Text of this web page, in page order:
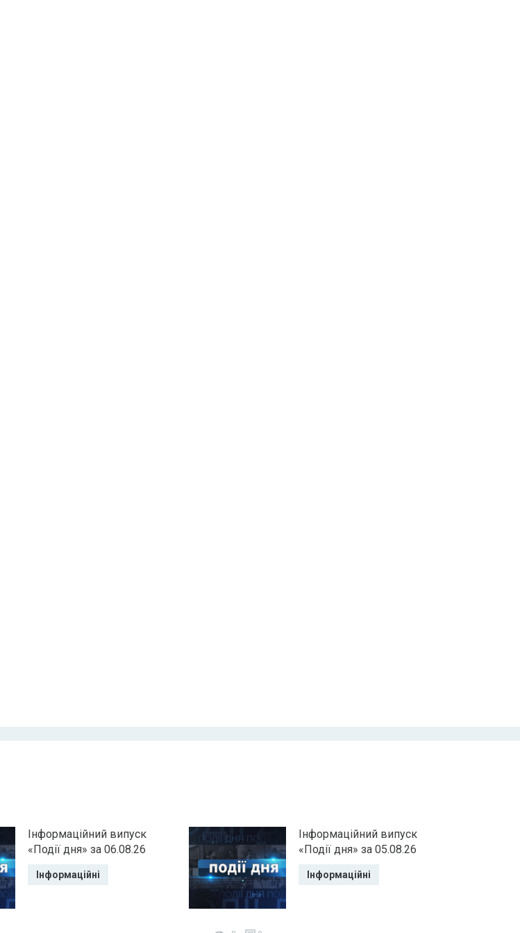
Інформаційний випуск
«Події дня» за 06.08.26
Інформаційні
Інформаційний випуск
«Події дня» за 05.08.26
Інформаційні